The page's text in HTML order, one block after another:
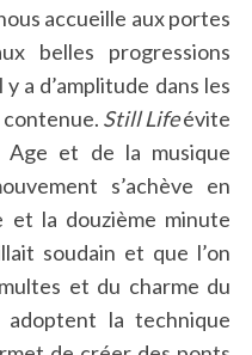
accueille aux portes
belles progressions
a d’amplitude dans les
contenue. Still Lifeévite
Age et de la musique
s’achève en
et la douzième minute
soudain et que l’on
et du charme du
la technique